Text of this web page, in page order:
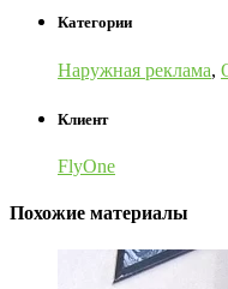
Категории
Наружная реклама,
Клиент
FlyOne
Похожие материалы